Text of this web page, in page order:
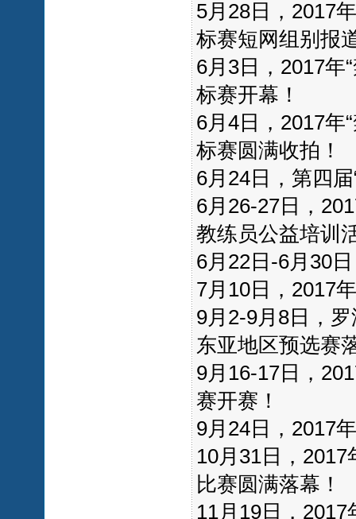
5月28日，2017
标赛短网组别报
6月3日，2017年
标赛开幕！
6月4日，2017年
标赛圆满收拍！
6月24日，第四
6月26-27日，
教练员公益培训
6月22日-6月30
7月10日，2017
9月2-9月8日，
东亚地区预选赛
9月16-17日，
赛开赛！
9月24日，2017
10月31日，
比赛圆满落幕！
11月19日，